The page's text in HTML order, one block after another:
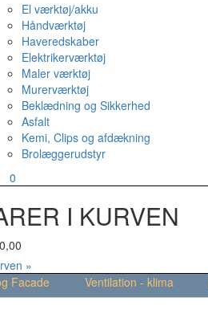
El værktøj/akku
Håndværktøj
Haveredskaber
Elektrikerværktøj
Maler værktøj
Murerværktøj
Beklædning og Sikkerhed
Asfalt
Kemi, Clips og afdækning
Brolæggerudstyr
0
I KURVEN
0,00
»
Facade Ventilation - klima